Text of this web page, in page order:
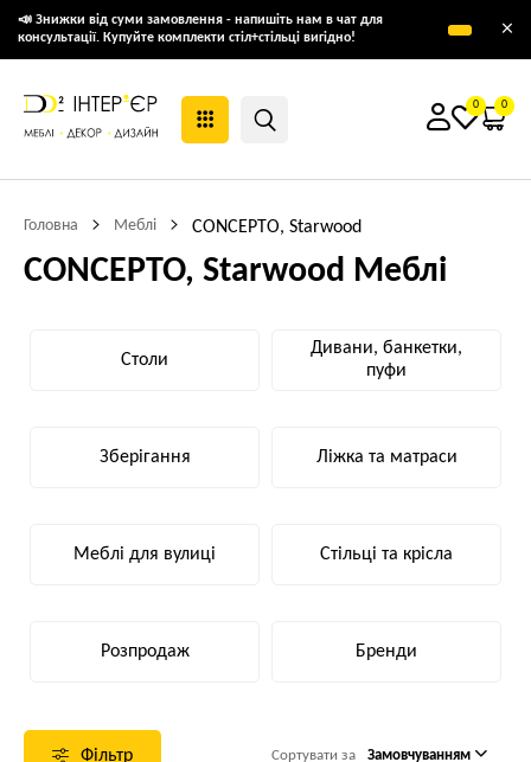
📣 Знижки від суми замовлення - напишіть нам в чат для
консультації. Купуйте комплекти стіл+стільці вигідно!
×
0 0
Головна Меблі CONCEPTO, Starwood
CONCEPTO, Starwood Меблі
Столи
Дивани, банкетки,
пуфи
Зберігання Ліжка та матраси
Меблі для вулиці Стільці та крісла
Розпродаж Бренди
Фільтр Сортувати за Замовчуванням